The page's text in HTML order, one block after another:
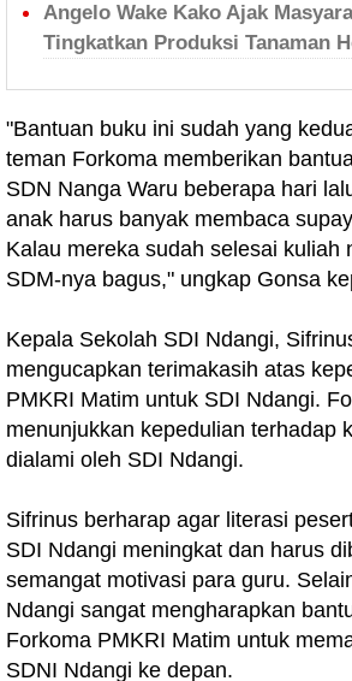
Angelo Wake Kako Ajak
Tingkatkan Produksi Tanaman
"Bantuan buku ini sudah yang
teman Forkoma memberikan
SDN Nanga Waru beberapa hari
anak harus banyak membaca
Kalau mereka sudah selesai kuliah
SDM-nya bagus," ungkap Gonsa
Kepala Sekolah SDI Ndangi,
mengucapkan terimakasih atas
PMKRI Matim untuk SDI Ndangi.
menunjukkan kepedulian terhadap
dialami oleh SDI Ndangi.
Sifrinus berharap agar literasi
SDI Ndangi meningkat dan harus
semangat motivasi para guru.
Ndangi sangat mengharapkan
Forkoma PMKRI Matim untuk
SDNI Ndangi ke depan.